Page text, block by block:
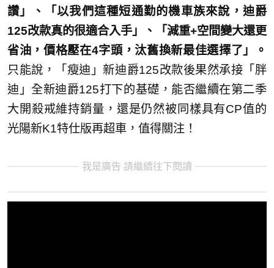
讚」、「以我們這種短通勤的機車族來說，迪爵
125改款真的很適合入手」、「減重+空間變大還更
省油，價格壓在4字頭，汰舊換新最佳選擇了」。
只能說，「瘦迪」新迪爵125改款後果然承接「胖
迪」全新迪爵125打下的基礎，能否繼續在第二季
大開殺戒維持銷量，還是仍然被同樣具有CP值的
光陽新K1特仕版再超車，值得關注！
我是廣告 請繼續往下閱讀